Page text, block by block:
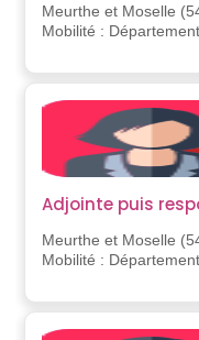
Meurthe et Moselle
Mobilité :
Adjointe puis
Meurthe et Moselle
Mobilité :